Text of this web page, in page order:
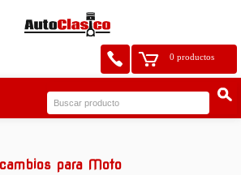
0 productos
para Moto